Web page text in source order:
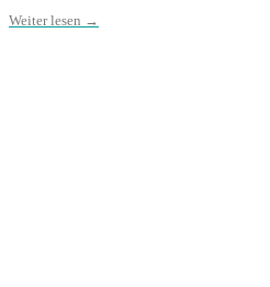
Weiter lesen →